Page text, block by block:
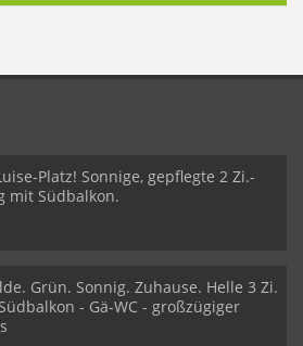
Platz! Sonnige, gepflegte 2 Zi.-
mit Südbalkon.
Grün. Sonnig. Zuhause. Helle 3 Zi.
- Gä-WC - großzügiger